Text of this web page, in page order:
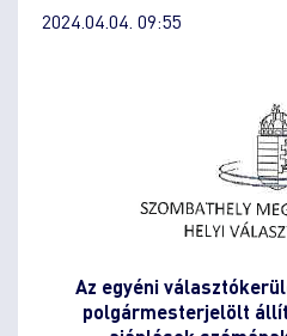
2024.04.04. 09:55
Az egyéni
polgármesterjelölt